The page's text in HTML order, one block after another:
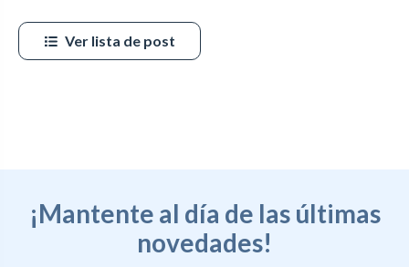
Ver lista de post
¡Mantente al día de las últimas
novedades!